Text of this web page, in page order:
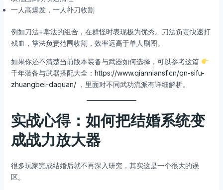
一人高爆发，一人补刀收割
例如刀法+掌法的组合，在群怪时表现极为优秀。刀法负责快速打
残血，掌法负责范围收割，效率远高于单人刷图。
如果你还不清楚当前版本装备与武器如何选择，可以参考这篇
千年装备与武器搭配大全： https://www.qianniansf.cn/qn-sifu-
zhuangbei-daquan/，里面对不同武功流派有详细解析。
实战心得：如何把结婚系统变
成战力放大器
很多玩家完成结婚后就不再深入研究，其实这是一个很大的误
区。